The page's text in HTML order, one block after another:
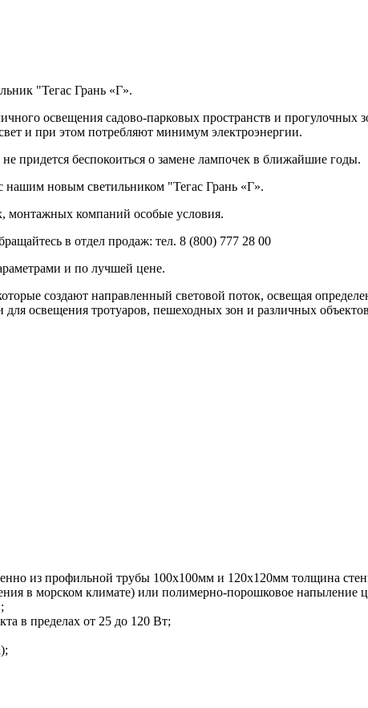
"Тегас Грань «Г».
освещения садово-парковых пространств и
и при этом потребляют минимум электроэнергии.
придется беспокоиться о замене лампочек в ближайшие годы.
нашим новым светильником "Тегас Грань «Г».
монтажных компаний особые условия.
в отдел продаж: тел. 8 (800) 777 28 00
и по лучшей цене.
создают направленный световой поток, освещая
для освещения тротуаров, пешеходных зон и различных
из профильной трубы 100х100мм и 120х120мм толщина
в морском климате) или полимерно-порошковое напыление
в пределах от 25 до 120 Вт;